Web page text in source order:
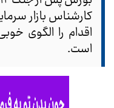
کارشناس بازار
اقدام را الگوی
است.